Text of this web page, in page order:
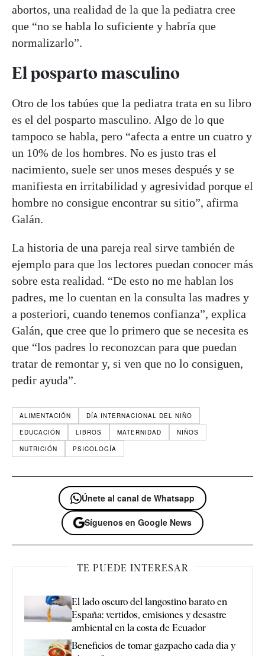
abortos, una realidad de la que la pediatra cree
que “no se habla lo suficiente y habría que
normalizarlo”.
El posparto masculino
Otro de los tabúes que la pediatra trata en su libro
es el del posparto masculino. Algo de lo que
tampoco se habla, pero “afecta a entre un cuatro y
un 10% de los hombres. No es justo tras el
nacimiento, suele ser unos meses después y se
manifiesta en irritabilidad y agresividad porque el
hombre no consigue encontrar su sitio”, afirma
Galán.
La historia de una pareja real sirve también de
ejemplo para que los lectores puedan conocer más
sobre esta realidad. “De esto no me hablan los
padres, me lo cuentan en la consulta las madres y
a posteriori, cuando tenemos confianza”, explica
Galán, que cree que lo primero que se necesita es
que “los padres lo reconozcan para que puedan
tratar de remontar y, si ven que no lo consiguen,
pedir ayuda”.
ALIMENTACIÓN
DÍA INTERNACIONAL DEL NIÑO
EDUCACIÓN
LIBROS MATERNIDAD
NIÑOS
NUTRICIÓN
PSICOLOGÍA
Únete al canal de Whatsapp
Síguenos en Google News
TE PUEDE INTERESAR
El lado oscuro del langostino barato en
España: vertidos, emisiones y desastre
ambiental en la costa de Ecuador
Beneficios de tomar gazpacho cada día y